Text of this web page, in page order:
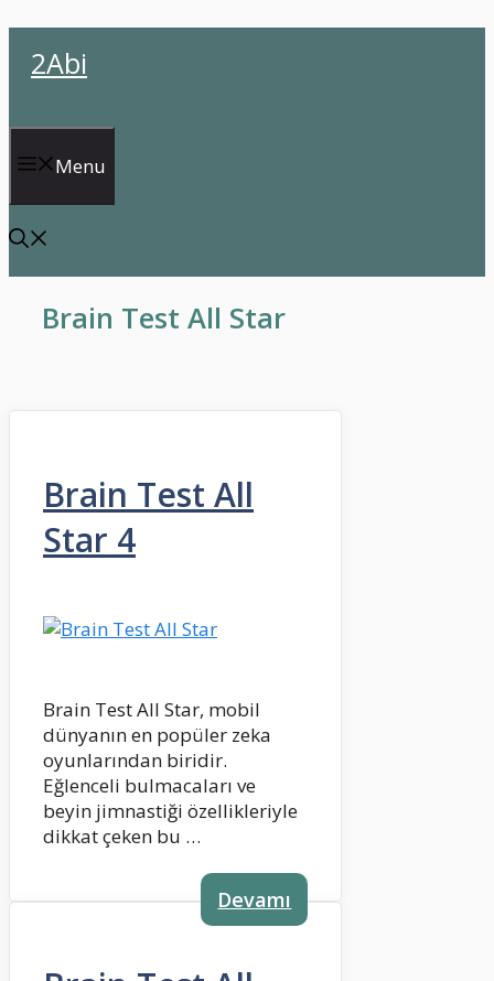
atla2Abi
Menu
Brain Test All Star
Brain Test All
Star 4
Brain Test All Star, mobil
dünyanın en popüler zeka
oyunlarından biridir.
Eğlenceli bulmacaları ve
beyin jimnastiği özellikleriyle
dikkat çeken bu …
Devamı